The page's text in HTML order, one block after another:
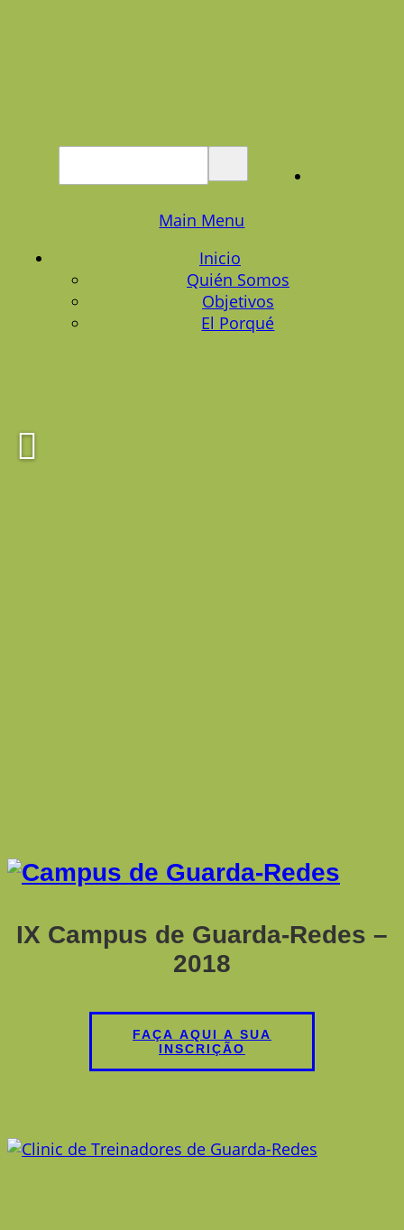
Main Menu
Inicio
Quién Somos
Objetivos
El Porqué
IX Campus de Guarda-Redes –
2018
FAÇA AQUI A SUA
INSCRIÇÃO